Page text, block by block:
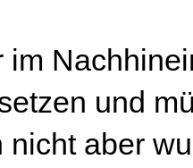
im
und
nicht aber